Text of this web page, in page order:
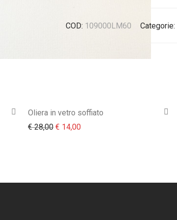
COD: 109000LM60 Categorie:
Oliera in vetro soffiato
€28,00 Il prezzo originale era: € 28,00.
€ 14,00Il prezzo attuale è: € 14,00.